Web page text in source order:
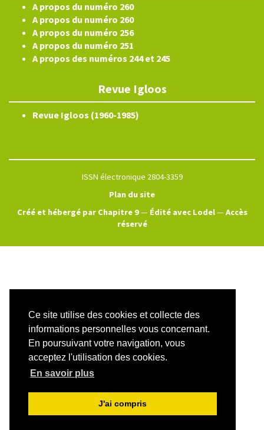
Ce site utilise des cookies et collecte des
informations personnelles vous concernant.
En poursuivant votre navigation, vous
acceptez l'utilisation des cookies.
En savoir plus
J'ai compris
A propos du numéro 260
A propos du numéro 260
A propos du numéro 256
A propos du numéro 251
A propos des numéros 244 et 245
Revue Igloos
Revue Igloos (1960-1985)
ISSN électronique 2804-3359
Plan du site
Créé et hébergé par Chapitre 9— Édité avec Lodel— Accès
réservé